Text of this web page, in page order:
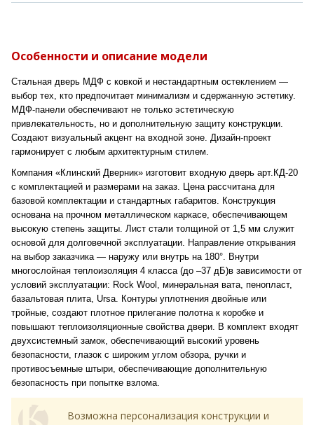
Особенности и описание модели
Стальная дверь МДФ с ковкой и нестандартным остеклением —
выбор тех, кто предпочитает минимализм и сдержанную эстетику.
МДФ-панели обеспечивают не только эстетическую
привлекательность, но и дополнительную защиту конструкции.
Создают визуальный акцент на входной зоне. Дизайн-проект
гармонирует с любым архитектурным стилем.
Компания «Клинский Дверник» изготовит входную дверь арт.КД-20
с комплектацией и размерами на заказ. Цена рассчитана для
базовой комплектации и стандартных габаритов. Конструкция
основана на прочном металлическом каркасе, обеспечивающем
высокую степень защиты. Лист стали толщиной от 1,5 мм служит
основой для долговечной эксплуатации. Направление открывания
на выбор заказчика — наружу или внутрь на 180°. Внутри
многослойная теплоизоляция 4 класса (до –37 дБ)в зависимости от
условий эксплуатации: Rock Wool, минеральная вата, пенопласт,
базальтовая плита, Ursa. Контуры уплотнения двойные или
тройные, создают плотное прилегание полотна к коробке и
повышают теплоизоляционные свойства двери. В комплект входят
двухсистемный замок, обеспечивающий высокий уровень
безопасности, глазок с широким углом обзора, ручки и
противосъемные штыри, обеспечивающие дополнительную
безопасность при попытке взлома.
Возможна персонализация конструкции и